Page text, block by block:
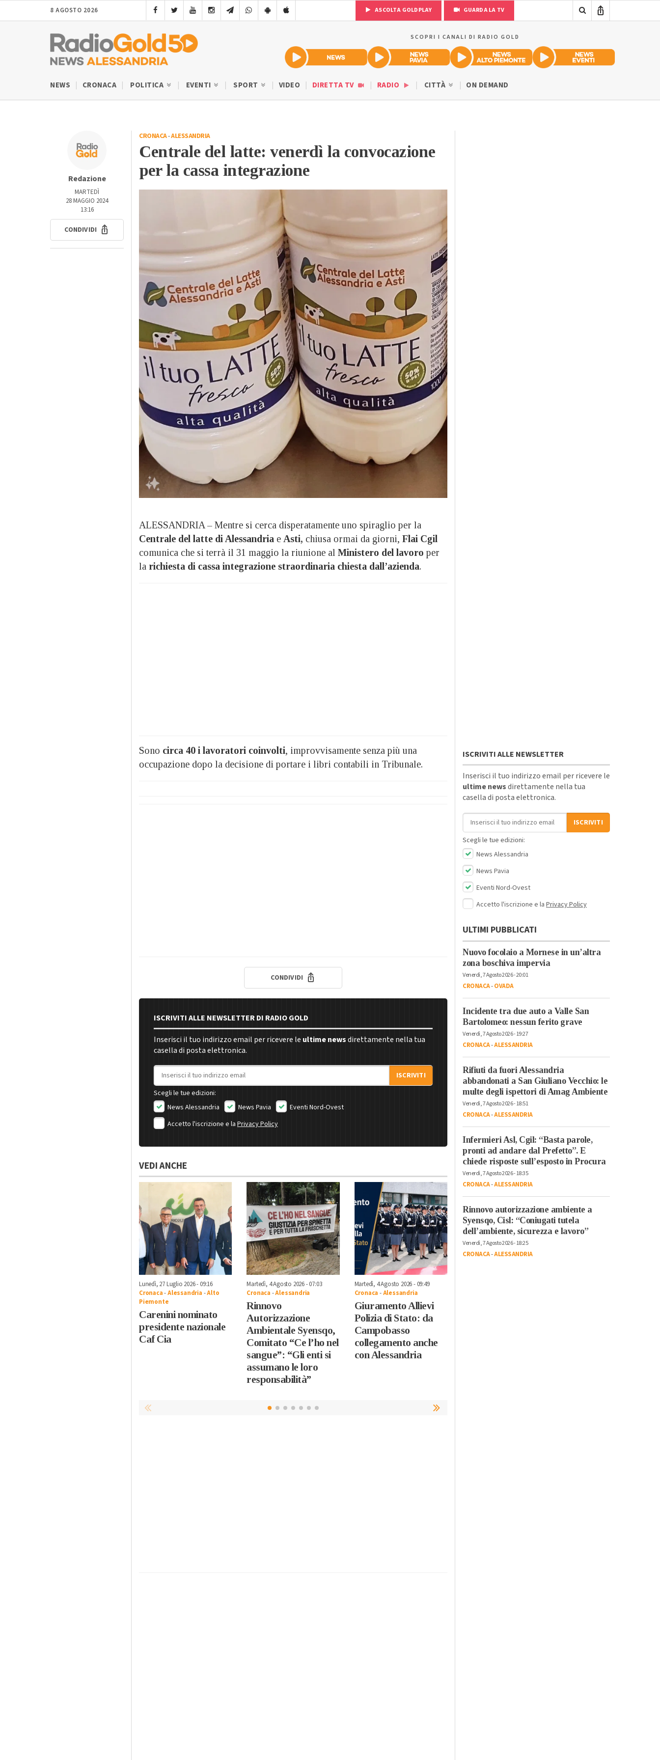
8 AGOSTO 2026 ASCOLTA GOLDPLAY GUARDA LA TV
SCOPRI I CANALI DI RADIO GOLD
NEWS CRONACA POLITICA EVENTI SPORT VIDEO DIRETTA TV RADIO CITTÀ ON DEMAND
Redazione
MARTEDÌ
28 MAGGIO 2024
13:16
CONDIVIDI
CRONACA-ALESSANDRIA
Centrale del latte: venerdì la convocazione
per la cassa integrazione
ALESSANDRIA – Mentre si cerca disperatamente uno spiraglio per la
Centrale del latte di Alessandria e Asti, chiusa ormai da giorni, Flai Cgil
comunica che si terrà il 31 maggio la riunione al Ministero del lavoro per
la richiesta di cassa integrazione straordinaria chiesta dall’azienda.
Sono circa 40 i lavoratori coinvolti, improvvisamente senza più una
occupazione dopo la decisione di portare i libri contabili in Tribunale.
CONDIVIDI
ISCRIVITI ALLE NEWSLETTER DI RADIO GOLD
Inserisci il tuo indirizzo email per ricevere le ultime newsdirettamente nella tua
casella di posta elettronica.
Indirizzo email
ISCRIVITI
Scegli le tue edizioni:
News Alessandria
News Pavia
Eventi Nord-Ovest
Accetto l'iscrizione e la Privacy Policy
VEDI ANCHE
Lunedì, 27 Luglio 2026 - 09:16
Cronaca-Alessandria -Alto
Piemonte
Carenini nominato
presidente nazionale
Caf Cia
Martedì, 4 Agosto 2026 - 07:03
Cronaca -Alessandria
Rinnovo
Autorizzazione
Ambientale Syensqo,
Comitato “Ce l’ho nel
sangue”: “Gli enti si
assumano le loro
responsabilità”
Martedì, 4 Agosto 2026 - 09:49
Cronaca -Alessandria
Giuramento Allievi
Polizia di Stato: da
Campobasso
collegamento anche
con Alessandria
ISCRIVITI ALLE NEWSLETTER
Inserisci il tuo indirizzo email per ricevere le
ultime newsdirettamente nella tua
casella di posta elettronica.
Indirizzo email
ISCRIVITI
Scegli le tue edizioni:
News Alessandria
News Pavia
Eventi Nord-Ovest
Accetto l'iscrizione e la Privacy Policy
ULTIMI PUBBLICATI
Nuovo focolaio a Mornese in un’altra
zona boschiva impervia
Venerdì, 7 Agosto 2026 - 20:01
CRONACA-OVADA
Incidente tra due auto a Valle San
Bartolomeo: nessun ferito grave
Venerdì, 7 Agosto 2026 - 19:27
CRONACA-ALESSANDRIA
Rifiuti da fuori Alessandria
abbandonati a San Giuliano Vecchio: le
multe degli ispettori di Amag Ambiente
Venerdì, 7 Agosto 2026 - 18:51
CRONACA-ALESSANDRIA
Infermieri Asl, Cgil: “Basta parole,
pronti ad andare dal Prefetto”. E
chiede risposte sull’esposto in Procura
Venerdì, 7 Agosto 2026 - 18:35
CRONACA-ALESSANDRIA
Rinnovo autorizzazione ambiente a
Syensqo, Cisl: “Coniugati tutela
dell’ambiente, sicurezza e lavoro”
Venerdì, 7 Agosto 2026 - 18:25
CRONACA-ALESSANDRIA